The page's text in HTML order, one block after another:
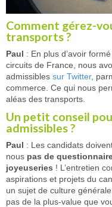
Comment gérez-
transports ?
Paul : En plus d’avoir
circuits de France, nous
admissibles sur Twitter,
commerce. Ce qui nous
aléas des transports.
Un petit conseil
admissibles ?
Paul : Les candidats
nous pas de
joyeuseries ! L’entretien
aspirations et projets du
un sujet de culture générale.
pas de la plus-value que